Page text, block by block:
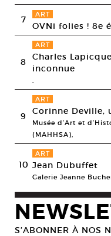
7 ART
OVNi folies ! 8e
8
ART
Charles
inconnue
,
9
ART
Corinne Deville,
Musée d’Art et
(MAHHSA),
10
ART
Jean Dubuffet
Galerie Jeanne
S’ABONNER À NOS